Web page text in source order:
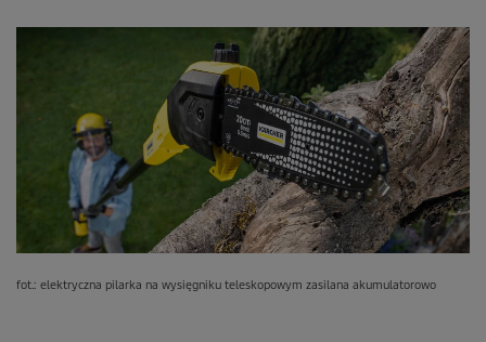
fot.: elektryczna pilarka na wysięgniku teleskopowym zasilana akumulatorowo